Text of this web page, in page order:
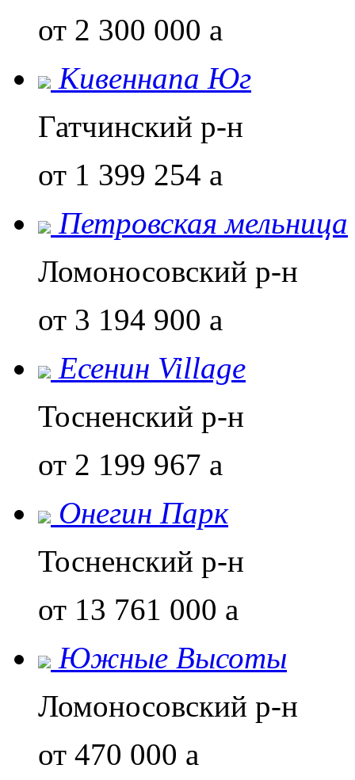
от 2 300 000 a
Кивеннапа Юг
Гатчинский р-н
от 1 399 254 a
Петровская мельница
Ломоносовский р-н
от 3 194 900 a
Есенин Village
Тосненский р-н
от 2 199 967 a
Онегин Парк
Тосненский р-н
от 13 761 000 a
Южные Высоты
Ломоносовский р-н
от 470 000 a